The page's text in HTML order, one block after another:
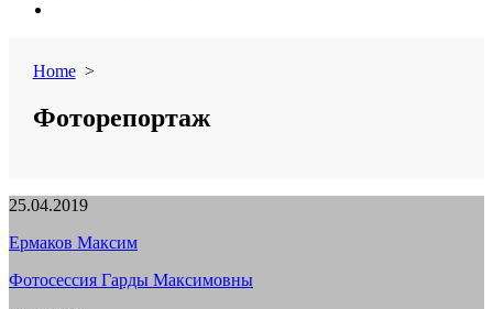
Home>
Фоторепортаж
Published
25.04.2019
Author
Ермаков Максим
Фотосессия Гарды Максимовны